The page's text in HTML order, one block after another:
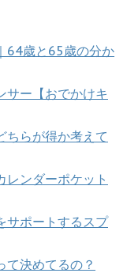
64歳と65歳の分か
サー【おでかけキ
ちらが得か考えて
レンダーポケット
サポートするスプ
て決めてるの？